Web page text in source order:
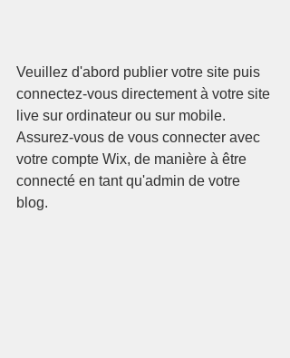
Veuillez d'abord publier votre site puis
connectez-vous directement à votre site
live sur ordinateur ou sur mobile.
Assurez-vous de vous connecter avec
votre compte Wix, de manière à être
connecté en tant qu'admin de votre
blog.